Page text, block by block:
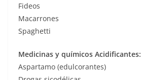
Fideos
Macarrones
Spaghetti
Medicinas y químicos Acidificantes:
Aspartamo (edulcorantes)